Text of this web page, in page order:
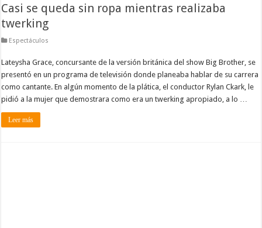
Casi se queda sin ropa mientras realizaba
twerking
Espectáculos
Lateysha Grace, concursante de la versión británica del show Big Brother, se
presentó en un programa de televisión donde planeaba hablar de su carrera
como cantante. En algún momento de la plática, el conductor Rylan Ckark, le
pidió a la mujer que demostrara como era un twerking apropiado, a lo …
Leer más